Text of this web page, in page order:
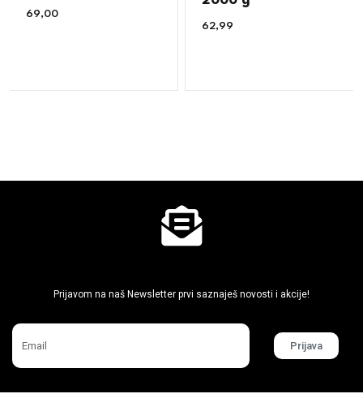
69,00
62,99
Prijavom na naš Newsletter prvi saznaješ novosti i akcije!
Prijava